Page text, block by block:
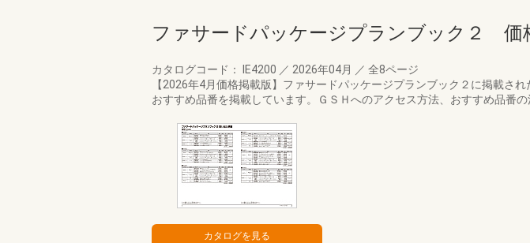
ファサードパッケージプランブック２ 価
カタログコード： IE4200 ／ 2026年04月 ／ 全8ページ
【2026年4月価格掲載版】ファサードパッケージプランブック２に掲載さ
おすすめ品番を掲載しています。ＧＳＨへのアクセス方法、おすすめ品番の